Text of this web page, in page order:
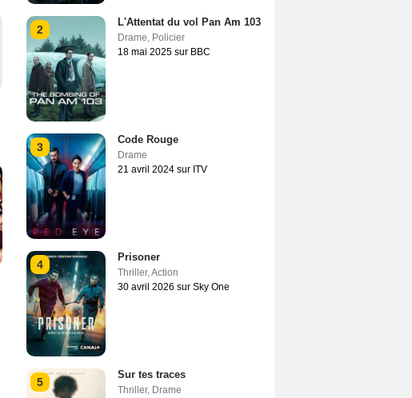
2
L'Attentat du vol Pan Am 103
Drame, Policier
18 mai 2025 sur BBC
3
Code Rouge
Drame
21 avril 2024 sur ITV
4
Prisoner
Thriller,Action
30 avril 2026 sur Sky One
5
Sur tes traces
Thriller, Drame